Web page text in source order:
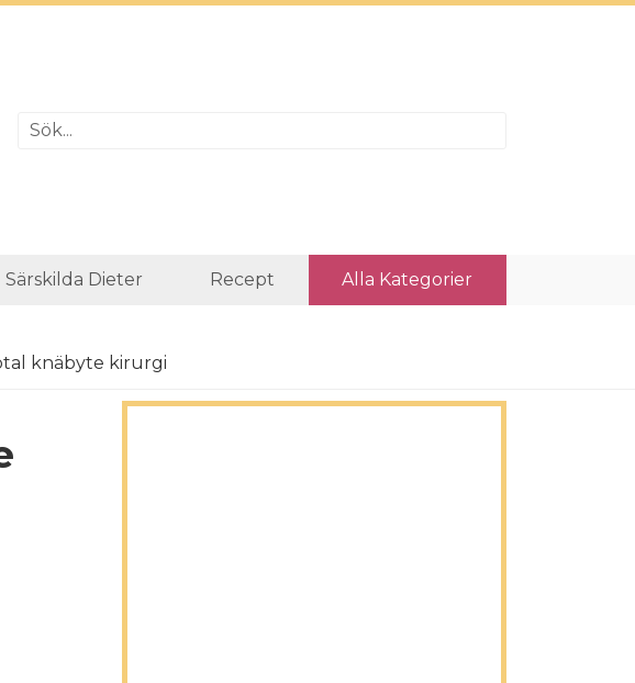
Särskilda Dieter Recept Alla Kategorier
knäbyte kirurgi